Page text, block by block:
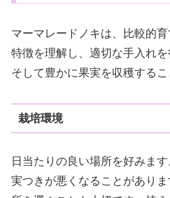
マーマレードノキは、比較的
特徴を理解し、適切な手入れを
そして豊かに果実を収穫するこ
栽培環境
日当たりの良い場所を好みま
実つきが悪くなることがあり